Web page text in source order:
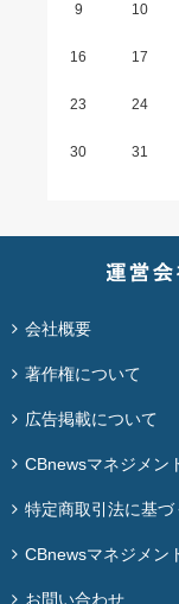
9 10
16 17
23 24
30 31
会社概要
著作権について
広告掲載について
CBnewsマネジメン
特定商取引法に基づ
CBnewsマネジメン
お問い合わせ